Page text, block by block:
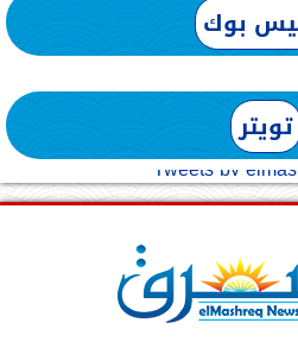
بوك
تويتر
Tweets by